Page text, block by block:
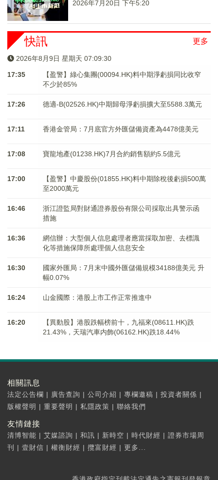
2026年7月20日 下午5:20
更多
快訊
2026年8月9日 星期天 07:09:30
17:35
【盈警】綠心集團(00094.HK)料中期淨虧損同比收窄
不少於85%
17:26 德適-B(02526.HK)中期歸母淨虧損擴大至5588.3萬元
17:11 香港金管局：7月底官方外匯儲備資產為4478億美元
17:08 寶龍地產(01238.HK)7月合約銷售額約5.5億元
17:00
【盈警】中慶股份(01855.HK)料中期除稅後虧損500萬
至2000萬元
16:46
浙江證監局對財通證券股份有限公司採取出具警示函
措施
16:36
網信辦：大型個人信息處理者應當採取加密、去標識
化等措施保障所處理個人信息安全
16:30
國家外匯局：7月末中國外匯儲備規模34188億美元 升
幅0.07%
16:24 山金國際：港股上市工作正常推進中
16:20
【異動股】港股跌幅榜前十，九福來(08611.HK)跌
21.43%，天瑞汽車内飾(06162.HK)跌18.44%
相關訊息
法定公告欄 | 廣告查詢 | 公司介紹 | 專欄邀稿 | 投資者關係 |
版權聲明 | 重要聲明 | 私隱政策 | 聯絡我們
友情鏈接
清博智能 | 艾媒諮詢 | 和訊 | 新時空 | 時代財經 | 證券市場周
刊
| 壹財信 | 權衡財經 | 攬富財經 | 更多...